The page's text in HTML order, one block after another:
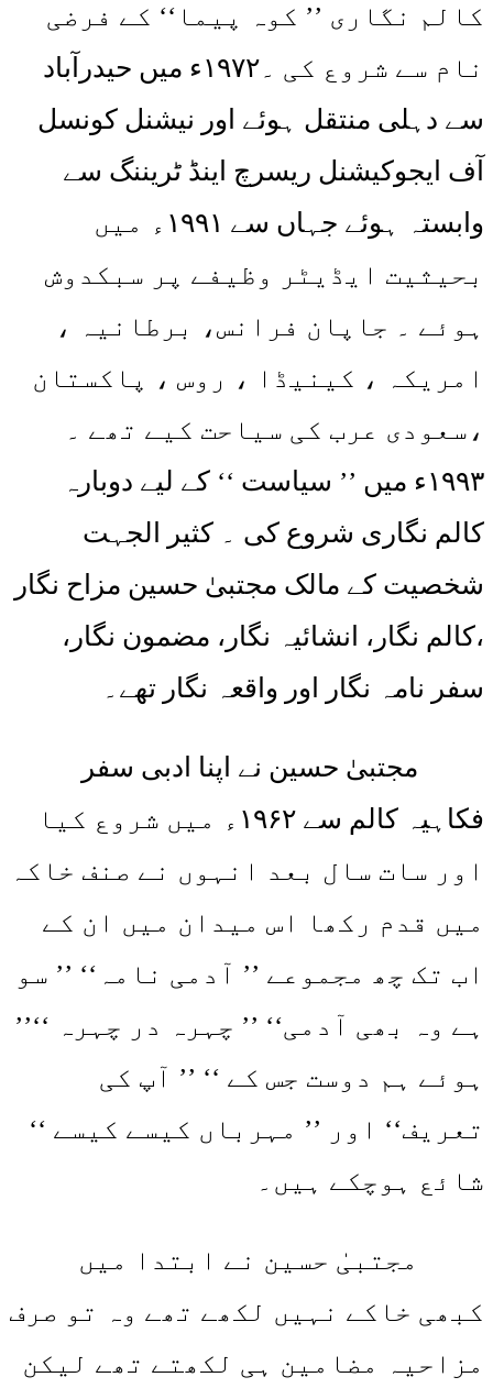
کالم نگاری ’’ کوہ پیما‘‘ کے فرضی
نام سے شروع کی ۔۱۹۷۲ء میں حیدرآباد
سے دہلی منتقل ہوئے اور نیشنل کونسل
آف ایجوکیشنل ریسرچ اینڈ ٹریننگ سے
وابستہ ہوئے جہاں سے ۱۹۹۱ء میں
بحیثیت ایڈیٹر وظیفے پر سبکدوش
ہوئے ۔ جاپان فرانس، برطانیہ ،
امریکہ ، کینیڈا ، روس ، پاکستان
،سعودی عرب کی سیاحت کیے تھے ۔
۱۹۹۳ء میں ’’ سیاست ‘‘ کے لیے دوبارہ
کالم نگاری شروع کی ۔ کثیر الجہت
شخصیت کے مالک مجتبیٰ حسین مزاح نگار
،کالم نگار، انشائیہ نگار، مضمون نگار،
سفر نامہ نگار اور واقعہ نگار تھے۔
مجتبیٰ حسین نے اپنا ادبی سفر
فکاہیہ کالم سے ۱۹۶۲ء میں شروع کیا
اور سات سال بعد انہوں نے صنف خاکہ
میں قدم رکھا اس میدان میں ان کے
اب تک چھ مجموعے ’’ آدمی نامہ‘‘ ’’ سو
ہے وہ بھی آدمی‘‘ ’’ چہرہ در چہرہ ‘‘’’
ہوئے ہم دوست جس کے ‘‘ ’’ آپ کی
تعریف‘‘ اور ’’ مہرباں کیسے کیسے ‘‘
شائع ہوچکے ہیں۔
مجتبیٰ حسین نے ابتدا میں
کبھی خاکے نہیں لکھے تھے وہ تو صرف
مزاحیہ مضامین ہی لکھتے تھے لیکن